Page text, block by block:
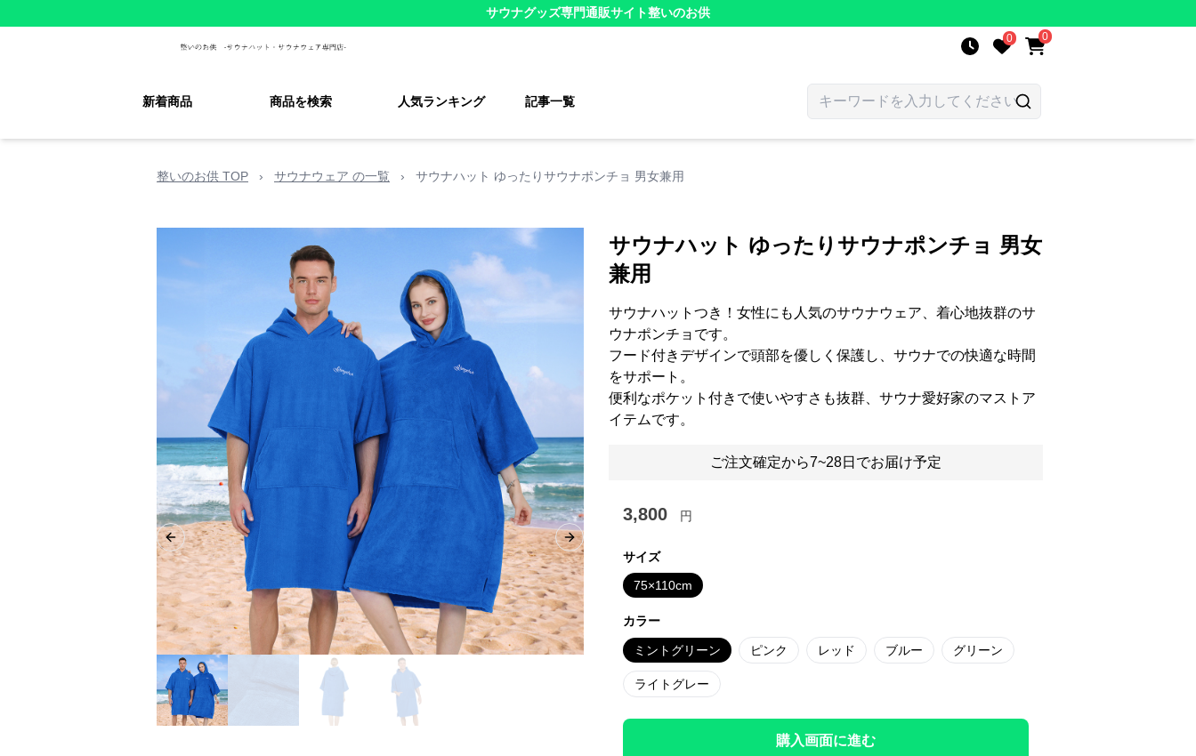
サウナグッズ専門通販サイト整いのお供
0 0
新着商品 商品を検索 人気ランキング 記事一覧
整いのお供 TOP › サウナウェア の一覧 › サウナハット ゆったりサウナポンチョ 男女兼用
Previous slide Next slide
サウナハット ゆったりサウナポンチョ 男女
兼用
サウナハットつき！女性にも人気のサウナウェア、着心地抜群のサ
ウナポンチョです。
フード付きデザインで頭部を優しく保護し、サウナでの快適な時間
をサポート。
便利なポケット付きで使いやすさも抜群、サウナ愛好家のマストア
イテムです。
ご注文確定から7~28日でお届け予定
3,800 円
サイズ
75×110cm
カラー
ミントグリーン ピンク レッド ブルー グリーン
ライトグレー
購入画面に進む